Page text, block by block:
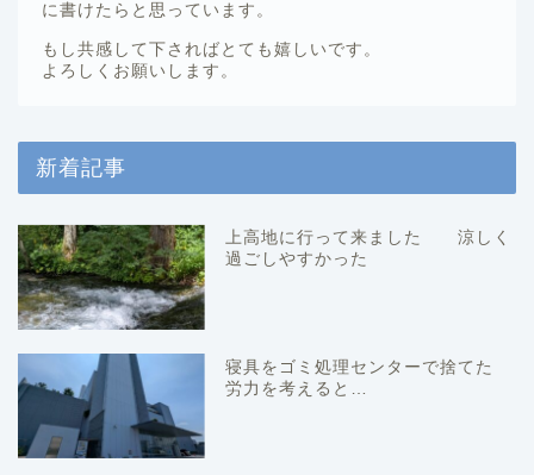
に書けたらと思っています。
もし共感して下さればとても嬉しいです。
よろしくお願いします。
新着記事
上高地に行って来ました 涼しく
過ごしやすかった
寝具をゴミ処理センターで捨てた
労力を考えると…